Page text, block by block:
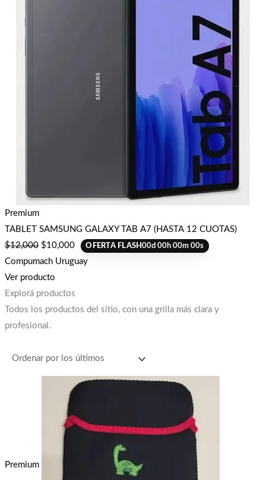
Premium
TABLET SAMSUNG GALAXY TAB A7 (HASTA 12 CUOTAS)
$12,000 $10,000 OFERTA FLASH00d00h00m00s
Compumach Uruguay
Ver producto
Explorá productos
Todos los productos del sitio, con una grilla más clara y
profesional.
Premium